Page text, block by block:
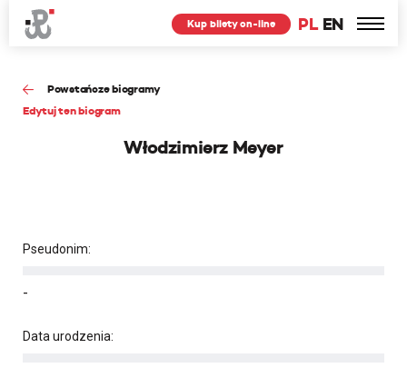
PL EN
Kup bilety on-line
Powstańcze biogramy
Edytuj ten biogram
Włodzimierz Meyer
Pseudonim:
-
Data urodzenia: